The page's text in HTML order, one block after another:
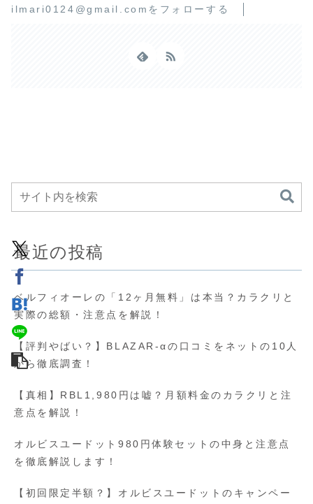
ilmari0124@gmail.comをフォローする
最近の投稿
ベルフィオーレの「12ヶ月無料」は本当？カラクリと
実際の総額・注意点を解説！
【評判やばい？】BLAZAR-αの口コミをネットの10人
から徹底調査！
【真相】RBL1,980円は嘘？月額料金のカラクリと注
意点を解説！
オルビスユードット980円体験セットの中身と注意点
を徹底解説します！
【初回限定半額？】オルビスユードットのキャンペー